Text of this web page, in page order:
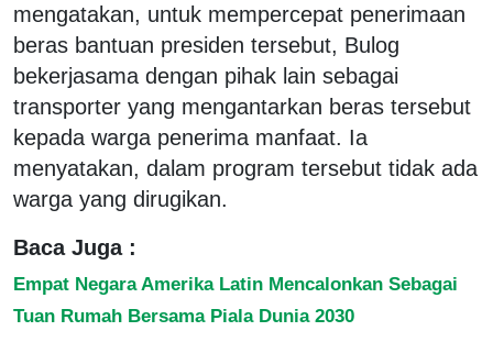
mengatakan, untuk mempercepat penerimaan
beras bantuan presiden tersebut, Bulog
bekerjasama dengan pihak lain sebagai
transporter yang mengantarkan beras tersebut
kepada warga penerima manfaat. Ia
menyatakan, dalam program tersebut tidak ada
warga yang dirugikan.
Baca Juga :
Empat Negara Amerika Latin Mencalonkan Sebagai
Tuan Rumah Bersama Piala Dunia 2030